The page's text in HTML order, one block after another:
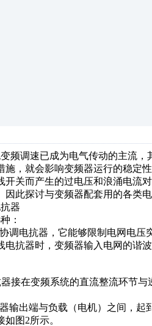
频调速已成为电气传动的主流
施，就会影响变频器运行的稳定
开关而产生的过电压和浪涌电流
因此探讨与变频器配套用的各类
器
：
调电抗器，它能够限制电网电
电抗器时，变频器输入电网的谐
接在变频系统的直流整流环节
输出端与负载（电机）之间，起
图2所示。